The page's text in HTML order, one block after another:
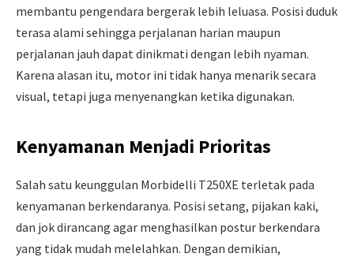
membantu pengendara bergerak lebih leluasa. Posisi duduk
terasa alami sehingga perjalanan harian maupun
perjalanan jauh dapat dinikmati dengan lebih nyaman.
Karena alasan itu, motor ini tidak hanya menarik secara
visual, tetapi juga menyenangkan ketika digunakan.
Kenyamanan Menjadi Prioritas
Salah satu keunggulan Morbidelli T250XE terletak pada
kenyamanan berkendaranya. Posisi setang, pijakan kaki,
dan jok dirancang agar menghasilkan postur berkendara
yang tidak mudah melelahkan. Dengan demikian,